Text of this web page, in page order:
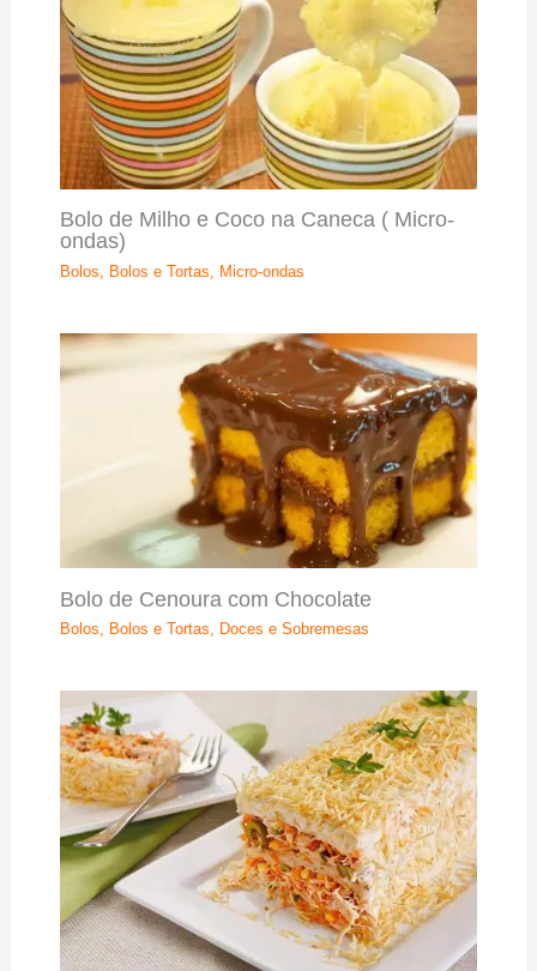
Bolo de Milho e Coco na Caneca ( Micro-
ondas)
Bolos Bolos e Tortas Micro-ondas
Bolo de Cenoura com Chocolate
Bolos Bolos e Tortas Doces e Sobremesas